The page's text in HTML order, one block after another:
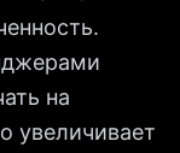
на
увеличивает